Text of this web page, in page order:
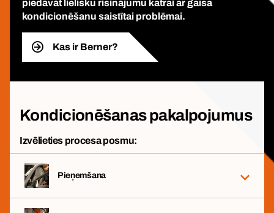
piedāvāt lielisku risinājumu katrai ar gaisa
kondicionēšanu saistītai problēmai.
Kas ir Berner?
Kondicionēšanas pakalpojumus
Izvēlieties procesa posmu:
Pieņemšana